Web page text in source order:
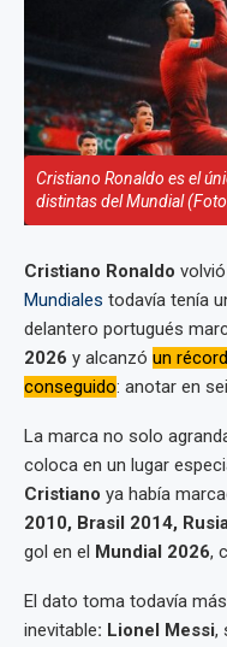
Cristiano Ronaldo es el
distintas del Mundial
Cristiano Ronaldo
Mundiales todavía tenía
delantero portugués
2026 y alcanzó un
conseguido: anotar en
La marca no solo
coloca en un lugar
Cristiano ya había
2010, Brasil 2014,
gol en el
Mundial 2026,
El dato toma todavía
inevitable: Lionel Messi,